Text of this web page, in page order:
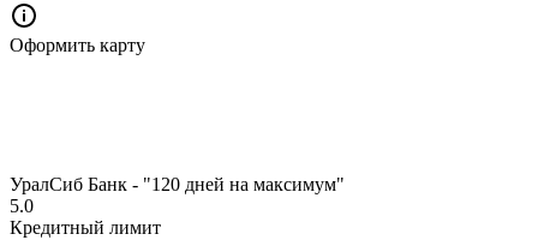
Оформить карту
УралСиб Банк - "120 дней на максимум"
5.0
Кредитный лимит